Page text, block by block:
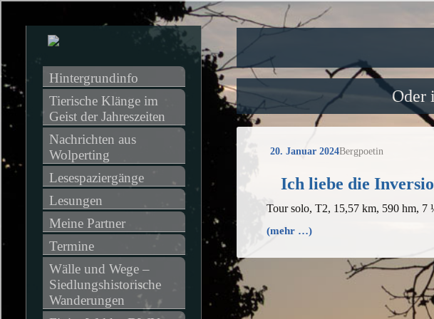
Oder
20. Januar 2024Bergpoetin
Ich liebe die
Tour solo, T2, 15,57 km, 590 hm, 7
(mehr …)
Hintergrundinfo
Tierische Klänge im
Geist der Jahreszeiten
Nachrichten aus
Wolperting
Lesespaziergänge
Lesungen
Meine Partner
Termine
Wälle und Wege –
Siedlungshistorische
Wanderungen